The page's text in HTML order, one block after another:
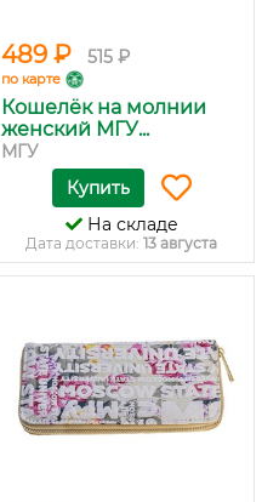
489 ₽ 515 ₽
по карте
Кошелёк на молнии
женский МГУ...
МГУ
Купить
На складе
Дата доставки: 13 августа